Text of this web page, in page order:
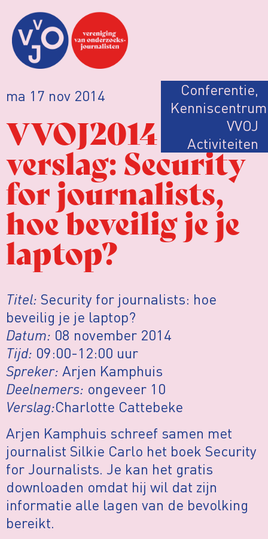
ma 17 nov 2014 Conferentie,
Kenniscentrum
VVOJ
Activiteiten
VVOJ2014
verslag: Security
for journalists,
hoe beveilig je je
laptop?
Titel: Security for journalists: hoe
beveilig je je laptop?
Datum: 08 november 2014
Tijd: 09:00-12:00 uur
Spreker: Arjen Kamphuis
Deelnemers: ongeveer 10
Verslag:Charlotte Cattebeke
Arjen Kamphuis schreef samen met
journalist Silkie Carlo het boek Security
for Journalists. Je kan het gratis
downloaden omdat hij wil dat zijn
informatie alle lagen van de bevolking
bereikt.